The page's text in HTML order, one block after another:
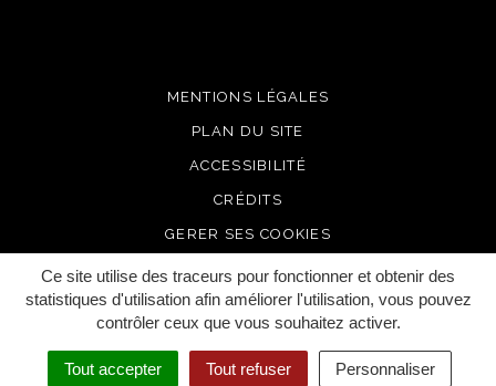
Ce site utilise des traceurs pour fonctionner et obtenir des
statistiques d'utilisation afin améliorer l'utilisation, vous pouvez
contrôler ceux que vous souhaitez activer.
Tout accepter Tout refuser Personnaliser
MENTIONS LÉGALES
PLAN DU SITE
ACCESSIBILITÉ
CRÉDITS
GERER SES COOKIES